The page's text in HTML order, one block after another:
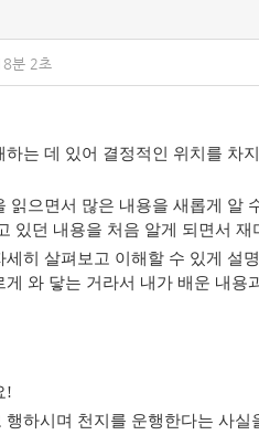
분 2초
는 데 있어 결정적인 위치를 차
읽으면서 많은 내용을 새롭게 알
있던 내용을 처음 알게 되면서
히 살펴보고 이해할 수 있게 설
와 닿는 거라서 내가 배운 내용
!
하시며 천지를 운행한다는 사